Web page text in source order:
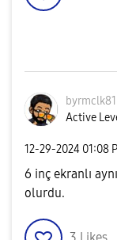
byrmclk81
Active
‎12-29-2024 01:08
6 inç ekranlı
olurdu.